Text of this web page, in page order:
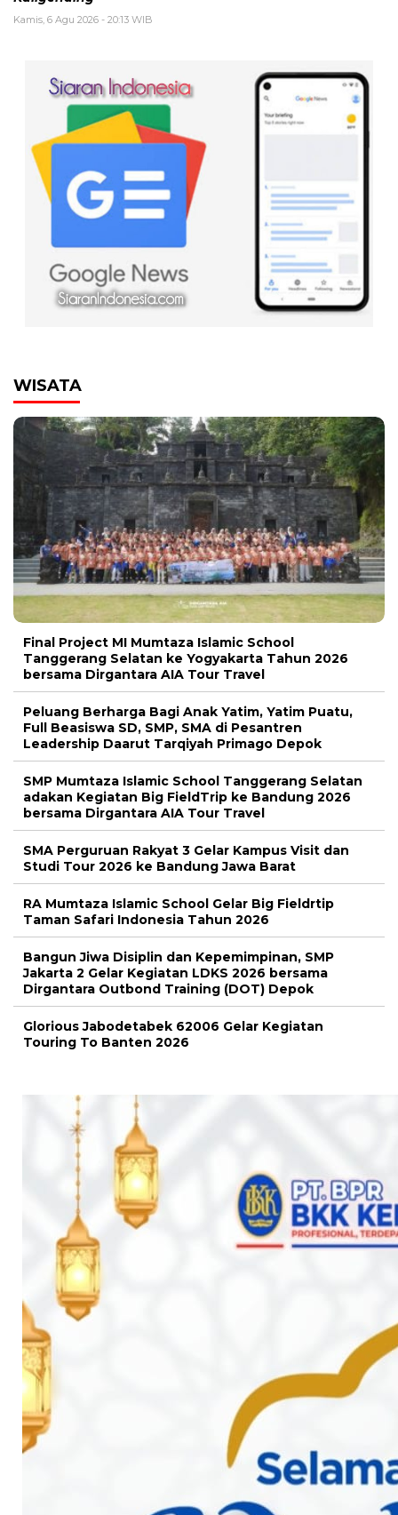
Kamis, 6 Agu 2026 - 20:13 WIB
WISATA
Final Project MI Mumtaza Islamic School
Tanggerang Selatan ke Yogyakarta Tahun 2026
bersama Dirgantara AIA Tour Travel
Peluang Berharga Bagi Anak Yatim, Yatim Puatu,
Full Beasiswa SD, SMP, SMA di Pesantren
Leadership Daarut Tarqiyah Primago Depok
SMP Mumtaza Islamic School Tanggerang Selatan
adakan Kegiatan Big FieldTrip ke Bandung 2026
bersama Dirgantara AIA Tour Travel
SMA Perguruan Rakyat 3 Gelar Kampus Visit dan
Studi Tour 2026 ke Bandung Jawa Barat
RA Mumtaza Islamic School Gelar Big Fieldrtip
Taman Safari Indonesia Tahun 2026
Bangun Jiwa Disiplin dan Kepemimpinan, SMP
Jakarta 2 Gelar Kegiatan LDKS 2026 bersama
Dirgantara Outbond Training (DOT) Depok
Glorious Jabodetabek 62006 Gelar Kegiatan
Touring To Banten 2026